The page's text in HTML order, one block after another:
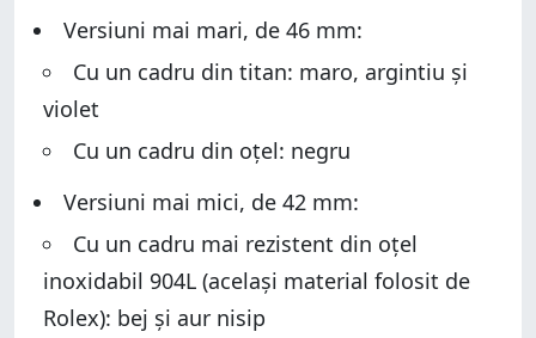
Versiuni mai mari, de 46 mm:
Cu un cadru din titan: maro, argintiu și
violet
Cu un cadru din oțel: negru
Versiuni mai mici, de 42 mm:
Cu un cadru mai rezistent din oțel
inoxidabil 904L (același material folosit de
Rolex): bej și aur nisip